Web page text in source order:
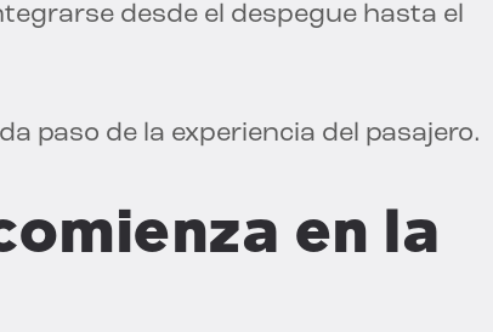
desde el despegue hasta el
paso de la experiencia del pasajero.
en la